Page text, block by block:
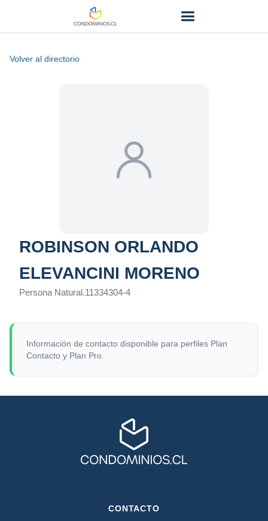
Volver al directorio
ROBINSON ORLANDO
ELEVANCINI MORENO
Persona Natural.11334304-4
Información de contacto disponible para perfiles Plan
Contacto y Plan Pro.
CONTACTO